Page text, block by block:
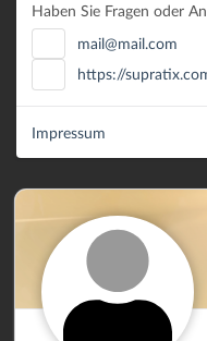
Haben Sie Fragen oder
mail@mail.com
https://
Impressum